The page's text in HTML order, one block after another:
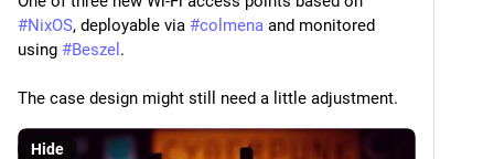
#NixOS, deployable via #colmena and monitored
using #Beszel .
The case design might still need a little adjustment.
Hide